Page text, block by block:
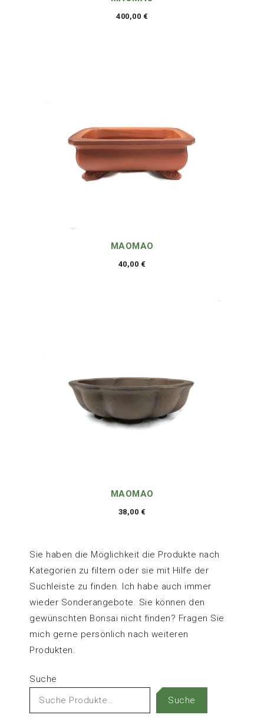
400,00 €
MAOMAO
40,00 €
MAOMAO
38,00 €
Sie haben die Möglichkeit die Produkte nach
Kategorien zu filtern oder sie mit Hilfe der
Suchleiste zu finden. Ich habe auch immer
wieder Sonderangebote. Sie können den
gewünschten Bonsai nicht finden? Fragen Sie
mich gerne persönlich nach weiteren
Produkten.
Suche
Suche